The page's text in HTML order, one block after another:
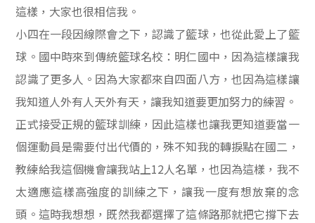
這樣，大家也很相信我。
小四在一段因線際會之下，認識了籃球，也從此愛上了籃
球。國中時來到傳統籃球名校：明仁國中，因為這樣讓我
認識了更多人。因為大家都來自四面八方，也因為這樣讓
我知道人外有人天外有天，讓我知道要更加努力的練習。
正式接受正規的籃球訓練，因此這樣也讓我更知道要當一
個運動員是需要付出代價的，殊不知我的轉捩點在國二，
教練給我這個機會讓我站上12人名單，也因為這樣，我不
太適應這樣高強度的訓練之下，讓我一度有想放棄的念
頭。這時我想想，既然我都選擇了這條路那就把它撐下去